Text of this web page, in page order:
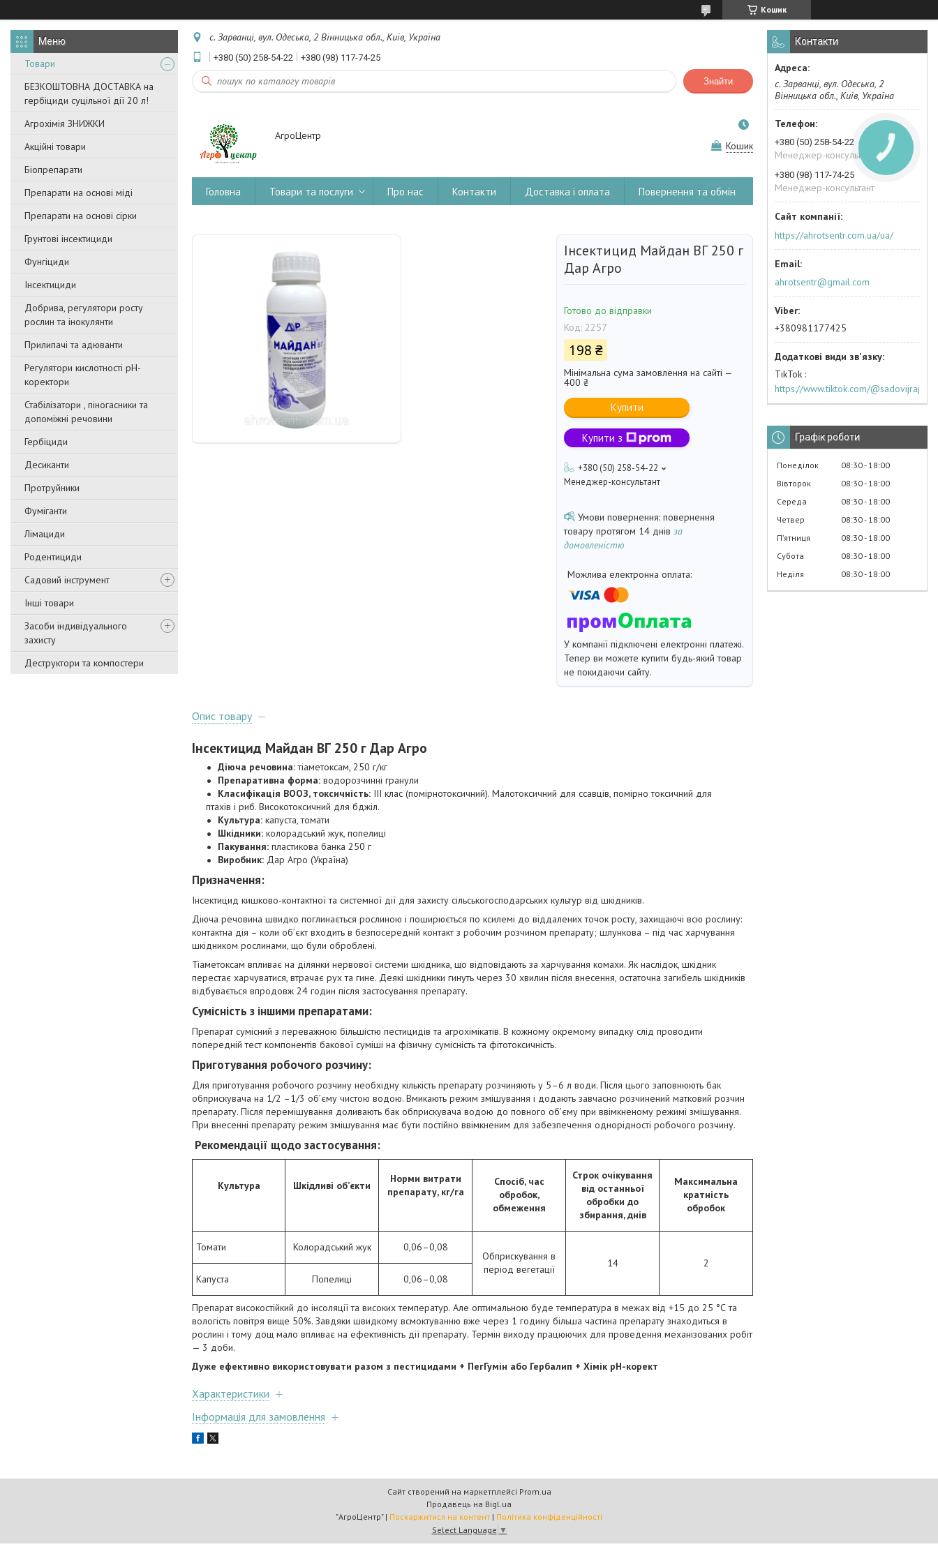
Кошик
Товари
БЕЗКОШТОВНА ДОСТАВКА на
гербіциди суцільної дії 20 л!
Агрохімія ЗНИЖКИ
Акційні товари
Біопрепарати
Препарати на основі міді
Препарати на основі сірки
Грунтові інсектициди
Фунгіциди
Інсектициди
Добрива, регулятори росту
рослин та інокулянти
Прилипачі та адюванти
Регулятори кислотності pН-
коректори
Стабілізатори , піногасники та
допоміжні речовини
Гербіциди
Десиканти
Протруйники
Фуміганти
Лімациди
Родентициди
Садовий інструмент
Інші товари
Засоби індивідуального
захисту
Деструктори та компостери
с. Зарванці, вул. Одеська, 2 Вінницька обл., Київ, Україна
+380 (50) 258-54-22 +380 (98) 117-74-25
Знайти
АгроЦентр
Кошик
Головна Товари та послуги Про нас Контакти Доставка і оплата Повернення та обмін
Інсектицид Майдан ВГ 250 г
Дар Агро
Готово до відправки
Код: 2257
198 ₴
Мінімальна сума замовлення на сайті —
400 ₴
Купити
Купити з
+380 (50) 258-54-22
Менеджер-консультант
повернення
товару протягом 14 днів за
домовленістю
У компанії підключені електронні платежі.
Тепер ви можете купити будь-який товар
не покидаючи сайту.
Опис товару
Інсектицид Майдан ВГ 250 г Дар Агро
Діюча речовина:тіаметоксам, 250 г/кг
Препаративна форма: водорозчинні гранули
Класифікація ВООЗ, токсичність: ІII клас (помірнотоксичний). Малотоксичний для ссавців, помірно токсичний для
птахів і риб. Високотоксичний для бджіл.
Культура: капуста, томати
Шкідники: колорадський жук, попелиці
Пакування: пластикова банка 250 г
Виробник: Дар Агро (Україна)
Призначення:
Інсектицид кишково-контактної та системної дії для захисту сільськогосподарських культур від шкідників.
Діюча речовина швидко поглинається рослиною і поширюється по ксилемі до віддалених точок росту, захищаючі всю рослину:
контактна дія – коли об’єкт входить в безпосередній контакт з робочим розчином препарату; шлункова – під час харчування
шкідником рослинами, що були оброблені.
Тіаметоксам впливає на ділянки нервової системи шкідника, що відповідають за харчування комахи. Як наслідок, шкідник
перестає харчуватися, втрачає рух та гине. Деякі шкідники гинуть через 30 хвилин після внесення, остаточна загибель шкідників
відбувається впродовж 24 годин після застосування препарату.
Сумісність з іншими препаратами:
Препарат сумісний з переважною більшістю пестицидів та агрохімікатів. В кожному окремому випадку слід проводити
попередній тест компонентів бакової суміші на фізичну сумісність та фітотоксичність.
Приготування робочого розчину:
Для приготування робочого розчину необхідну кількість препарату розчиняють у 5–6 л води. Після цього заповнюють бак
обприскувача на 1/2 –1/3 об’єму чистою водою. Вмикають режим змішування і додають завчасно розчинений матковий розчин
препарату. Після перемішування доливають бак обприскувача водою до повного об’єму при ввімкненому режимі змішування.
При внесенні препарату режим змішування має бути постійно ввімкненим для забезпечення однорідності робочого розчину.
Рекомендації щодо застосування:
Культура Шкідливі об’єкти
Норми витрати
препарату, кг/га
Спосіб, час
обробок,
обмеження
Строк очікування
від останньої
обробки до
збирання, днів
Максимальна
кратність
обробок
Томати Колорадський жук 0,06–0,08
Обприскування в
період вегетації
14
2
Капуста
Попелиці 0,06–0,08
Препарат високостійкий до інсоляції та високих температур. Але оптимальною буде температура в межах від +15 до 25 °С та
вологість повітря вище 50%. Завдяки швидкому всмоктуванню вже через 1 годину більша частина препарату знаходиться в
рослині і тому дощ мало впливає на ефективність дії препарату. Термін виходу працюючих для проведення механізованих робіт
— 3 доби.
Дуже ефективно використовувати разом з пестицидами + ПегГумін або Гербалип + Хімік рН-корект
Характеристики
Інформація для замовлення
Контакти
с. Зарванці, вул. Одеська, 2
Вінницька обл., Київ, Україна
+380 (50) 258-54-22
Менеджер-консультант
+380 (98) 117-74-25
Менеджер-консультант
https://ahrotsentr.com.ua/ua/
ahrotsentr@gmail.com
+380981177425
TikTok
https://www.tiktok.com/@sadovijraj
Графік роботи
Понеділок 08:30 18:00
Вівторок
08:30 18:00
Середа
08:30 18:00
Четвер
08:30 18:00
Пʼятниця
08:30 18:00
Субота
08:30 18:00
Неділя
08:30 18:00
Сайт створений на маркетплейсі Prom.ua
Продавець на Bigl.ua
"АгроЦентр" | Поскаржитися на контент | Політика конфіденційності
Select Language ▼
КНОПКА
ЗВ'ЯЗКУ